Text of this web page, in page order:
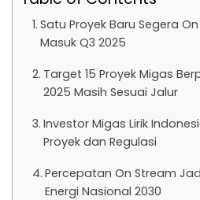
Satu Proyek Baru Segera
Masuk Q3 2025
Target 15 Proyek Migas
2025 Masih Sesuai Jalur
Investor Migas Lirik
Proyek dan Regulasi
Percepatan On Stream
Energi Nasional 2030